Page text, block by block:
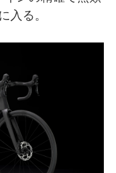
入る。